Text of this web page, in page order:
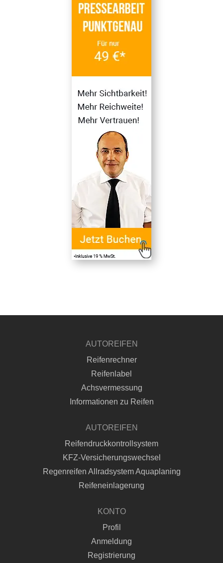
AUTOREIFEN
Reifenrechner
Reifenlabel
Achsvermessung
Informationen zu Reifen
AUTOREIFEN
Reifendruckkontrollsystem
KFZ-Versicherungswechsel
Regenreifen Allradsystem Aquaplaning
Reifeneinlagerung
KONTO
Profil
Anmeldung
Registrierung